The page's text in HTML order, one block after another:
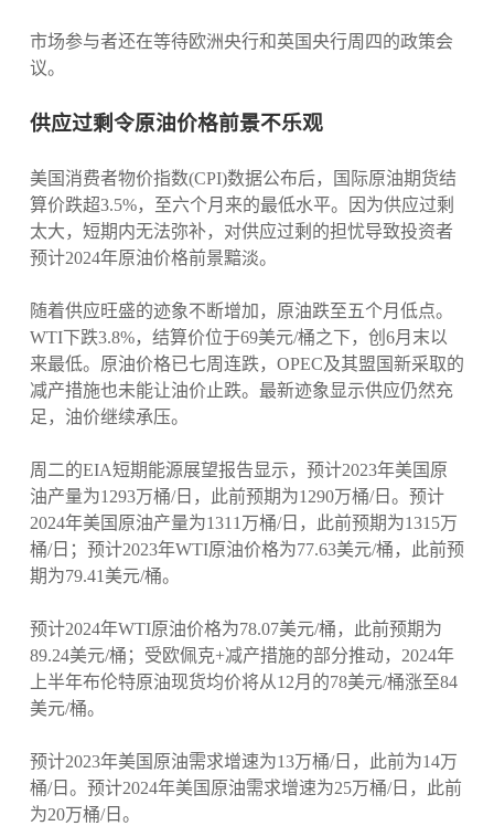
市场参与者还在等待欧洲央行和英国央行周四的政策会
议。
供应过剩令原油价格前景不乐观
美国消费者物价指数(CPI)数据公布后，国际原油期货结
算价跌超3.5%，至六个月来的最低水平。因为供应过剩
太大，短期内无法弥补，对供应过剩的担忧导致投资者
预计2024年原油价格前景黯淡。
随着供应旺盛的迹象不断增加，原油跌至五个月低点。
WTI下跌3.8%，结算价位于69美元/桶之下，创6月末以
来最低。原油价格已七周连跌，OPEC及其盟国新采取的
减产措施也未能让油价止跌。最新迹象显示供应仍然充
足，油价继续承压。
周二的EIA短期能源展望报告显示，预计2023年美国原
油产量为1293万桶/日，此前预期为1290万桶/日。预计
2024年美国原油产量为1311万桶/日，此前预期为1315万
桶/日；预计2023年WTI原油价格为77.63美元/桶，此前预
期为79.41美元/桶。
预计2024年WTI原油价格为78.07美元/桶，此前预期为
89.24美元/桶；受欧佩克+减产措施的部分推动，2024年
上半年布伦特原油现货均价将从12月的78美元/桶涨至84
美元/桶。
预计2023年美国原油需求增速为13万桶/日，此前为14万
桶/日。预计2024年美国原油需求增速为25万桶/日，此前
为20万桶/日。